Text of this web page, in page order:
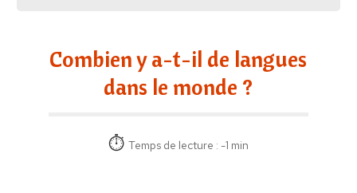
Combien y a-t-il de langues
dans le monde ?
Temps de lecture : -1 min